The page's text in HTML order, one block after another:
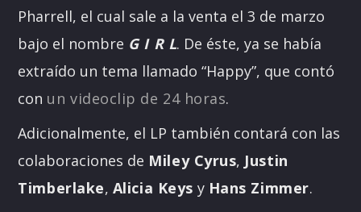
Pharrell, el cual sale a la venta el 3 de marzo
bajo el nombre G I R L. De éste, ya se había
extraído un tema llamado “Happy”, que contó
con un videoclip de 24 horas.
Adicionalmente, el LP también contará con las
colaboraciones de Miley Cyrus, Justin
Timberlake, Alicia Keys y Hans Zimmer.